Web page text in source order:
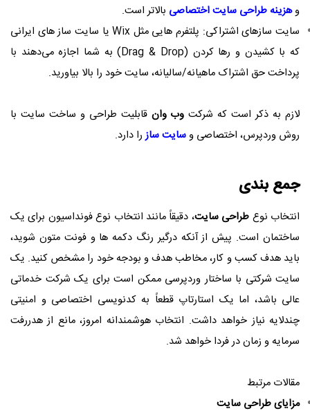
وهزینهطراحی سایت اختصاصی بالاتر است.
سایت ‌سازهای اشتراکی: پلتفرم‌ هایی مثل Wix یا سایت‌ ساز های ایرانی
که با کشیدن و رها کردن (Drag & Drop) به شما اجازه می‌دهند با
پرداخت حق اشتراک ماهیانه/سالیانه، سایت خود را بالا بیاورید.
لازم به ذکر است که شرکت وب وان قابلیت طراحی و ساخت سایت با
روش وردپرس، اختصاصی و سایت سازرا دارد.
جمع بندی
انتخاب نوع طراحی سایت، دقیقاً مانند انتخاب نوع فونداسیون برای یک
ساختمان است. پیش از آنکه درگیر رنگ دکمه‌ ها و فونت متون شوید،
باید هدف کسب‌ و کار، مخاطب هدف و بودجه خود را مشخص کنید. یک
سایت شرکتی با ساختار وردپرسی ممکن است برای یک شرکت خدماتی
عالی باشد، اما یک استارتاپ قطعاً به کدنویسی اختصاصی و امنیتی
چندلایه نیاز خواهد داشت. انتخاب هوشمندانه امروز، مانع از هدررفت
سرمایه و زمان در فردا خواهد شد.
مقالات مرتبط
مزایای طراحی سایت